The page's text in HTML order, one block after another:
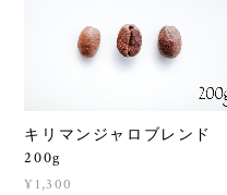
キリマンジャロブレンド
200g
¥1,300